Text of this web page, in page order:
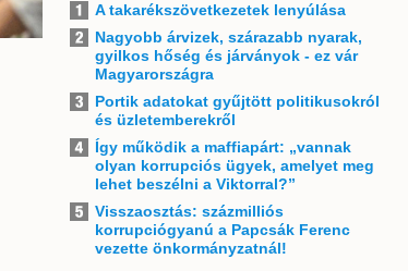
A takarékszövetkezetek lenyúlása
Nagyobb árvizek, szárazabb nyarak,
gyilkos hőség és járványok - ez vár
Magyarországra
Portik adatokat gyűjtött politikusokról
és üzletemberekről
Így működik a maffiapárt: „vannak
olyan korrupciós ügyek, amelyet meg
lehet beszélni a Viktorral?”
Visszaosztás: százmilliós
korrupciógyanú a Papcsák Ferenc
vezette önkormányzatnál!